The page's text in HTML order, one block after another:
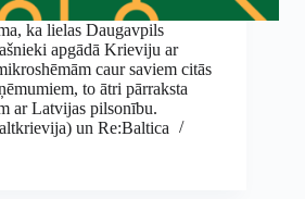
ka lielas Daugavpils
apgādā Krieviju ar
caur saviem citās
to ātri pārraksta
ar Latvijas pilsonību.
un Re:Baltica